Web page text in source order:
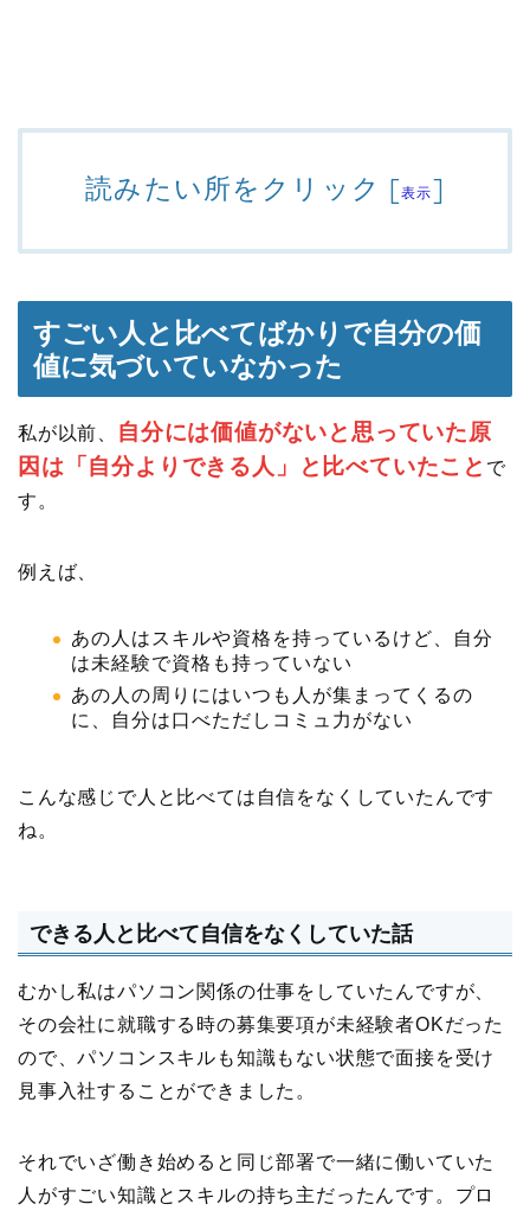
読みたい所をクリック [表示]
すごい人と比べてばかりで自分の価
値に気づいていなかった
私が以前、
自分には価値がないと思っていた原
因は「自分よりできる人」と比べていたこと で
す。
例えば、
あの人はスキルや資格を持っているけど、自分
は未経験で資格も持っていない
あの人の周りにはいつも人が集まってくるの
に、自分は口べただしコミュ力がない
こんな感じで人と比べては自信をなくしていたんです
ね。
できる人と比べて自信をなくしていた話
むかし私はパソコン関係の仕事をしていたんですが、
その会社に就職する時の募集要項が未経験者OKだった
ので、パソコンスキルも知識もない状態で面接を受け
見事入社することができました。
それでいざ働き始めると同じ部署で一緒に働いていた
人がすごい知識とスキルの持ち主だったんです。プロ